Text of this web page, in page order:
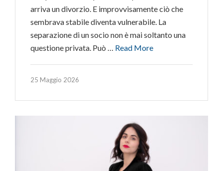
arriva un divorzio. E improvvisamente ciò che
sembrava stabile diventa vulnerabile. La
separazione di un socio non è mai soltanto una
questione privata. Può … Read More
25 Maggio 2026